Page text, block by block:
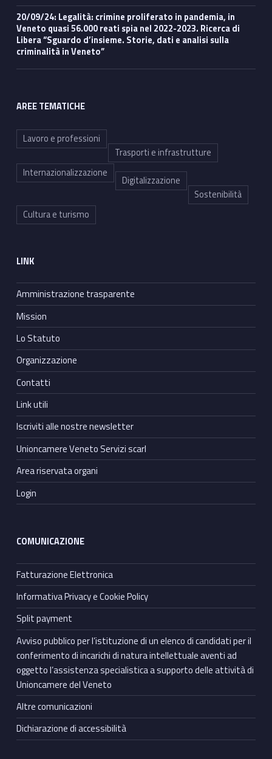
20/09/24: Legalità: crimine proliferato in pandemia, in
Veneto quasi 56.000 reati spia nel 2022-2023. Ricerca di
Libera “Sguardo d’insieme. Storie, dati e analisi sulla
criminalità in Veneto”
AREE TEMATICHE
Lavoro e professioni
Trasporti e infrastrutture
Internazionalizzazione
Digitalizzazione
Sostenibilità
Cultura e turismo
LINK
Amministrazione trasparente
Mission
Lo Statuto
Organizzazione
Contatti
Link utili
Iscriviti alle nostre newsletter
Unioncamere Veneto Servizi scarl
Area riservata organi
Login
COMUNICAZIONE
Fatturazione Elettronica
Informativa Privacy e Cookie Policy
Split payment
Avviso pubblico per l’istituzione di un elenco di candidati per il
conferimento di incarichi di natura intellettuale aventi ad
oggetto l’assistenza specialistica a supporto delle attività di
Unioncamere del Veneto
Altre comunicazioni
Dichiarazione di accessibilità